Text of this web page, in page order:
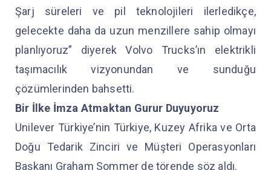
Şarj süreleri ve pil teknolojileri ilerledikçe,
gelecekte daha da uzun menzillere sahip olmayı
planlıyoruz” diyerek Volvo Trucks’ın elektrikli
taşımacılık vizyonundan ve sunduğu
çözümlerinden bahsetti.
Bir İlke İmza Atmaktan Gurur Duyuyoruz
Unilever Türkiye’nin Türkiye, Kuzey Afrika ve Orta
Doğu Tedarik Zinciri ve Müşteri Operasyonları
Başkanı Graham Sommer de törende söz aldı.